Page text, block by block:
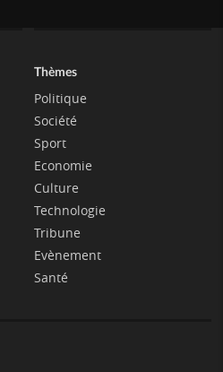
Thèmes
Politique
Société
Sport
Economie
Culture
Technologie
Tribune
Evènement
Santé